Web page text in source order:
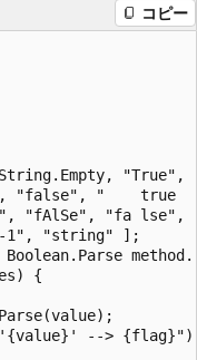
コピー
"True",
"false", "    true
"fAlSe", "fa lse",
"string" ];
method.
{
-->